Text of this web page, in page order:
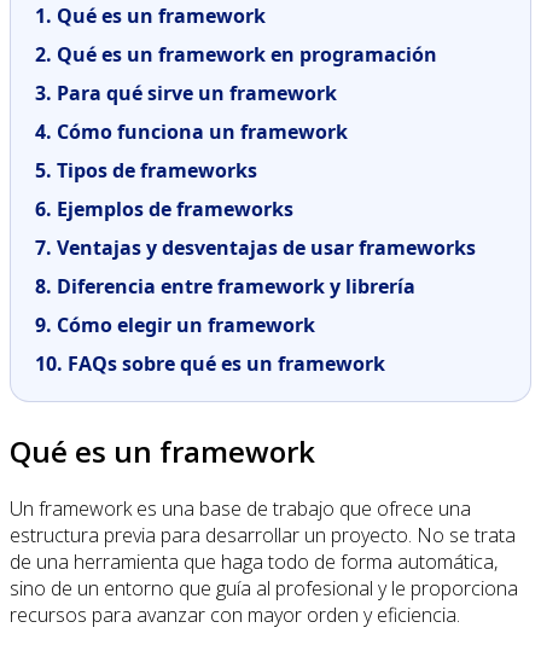
1. Qué es un framework
2. Qué es un framework en programación
3. Para qué sirve un framework
4. Cómo funciona un framework
5. Tipos de frameworks
6. Ejemplos de frameworks
7. Ventajas y desventajas de usar frameworks
8. Diferencia entre framework y librería
9. Cómo elegir un framework
10. FAQs sobre qué es un framework
Qué es un framework
Un framework es una base de trabajo que ofrece una
estructura previa para desarrollar un proyecto. No se trata
de una herramienta que haga todo de forma automática,
sino de un entorno que guía al profesional y le proporciona
recursos para avanzar con mayor orden y eficiencia.